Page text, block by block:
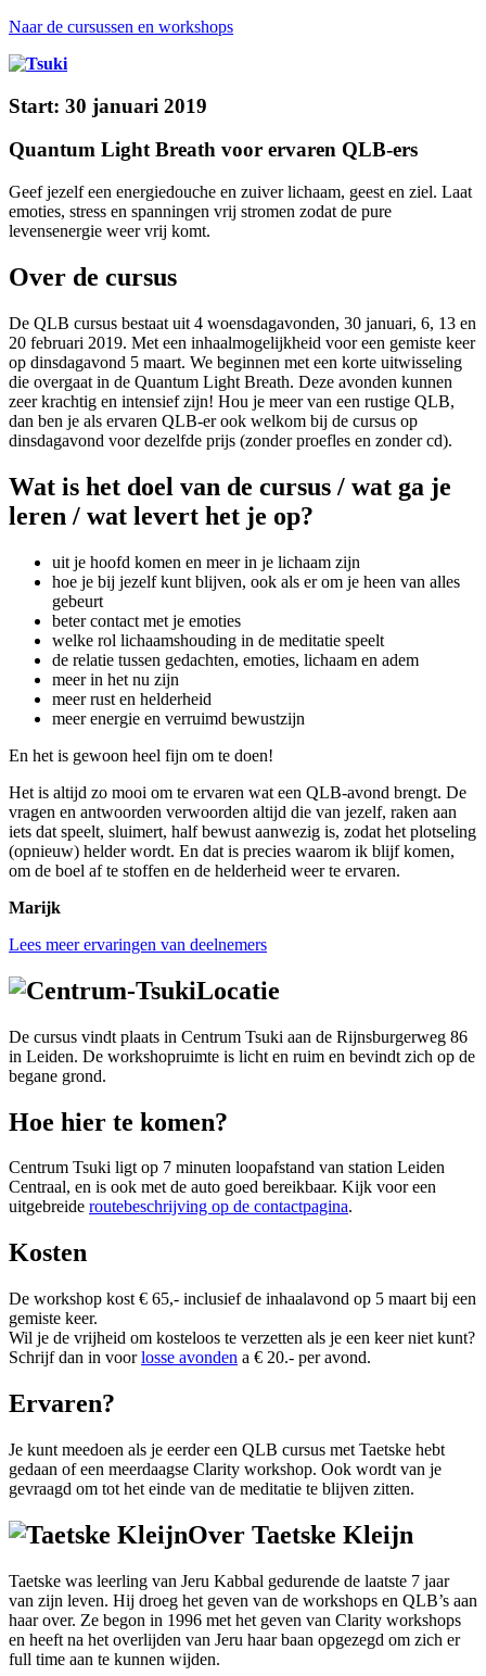
Naar de cursussen en workshops
Start: 30 januari 2019
Quantum Light Breath voor ervaren QLB-ers
Geef jezelf een energiedouche en zuiver lichaam, geest en ziel. Laat
emoties, stress en spanningen vrij stromen zodat de pure
levensenergie weer vrij komt.
Over de cursus
De QLB cursus bestaat uit 4 woensdagavonden, 30 januari, 6, 13 en
20 februari 2019. Met een inhaalmogelijkheid voor een gemiste keer
op dinsdagavond 5 maart. We beginnen met een korte uitwisseling
die overgaat in de Quantum Light Breath. Deze avonden kunnen
zeer krachtig en intensief zijn! Hou je meer van een rustige QLB,
dan ben je als ervaren QLB-er ook welkom bij de cursus op
dinsdagavond voor dezelfde prijs (zonder proefles en zonder cd).
Wat is het doel van de cursus / wat ga je
leren / wat levert het je op?
uit je hoofd komen en meer in je lichaam zijn
hoe je bij jezelf kunt blijven, ook als er om je heen van alles
gebeurt
beter contact met je emoties
welke rol lichaamshouding in de meditatie speelt
de relatie tussen gedachten, emoties, lichaam en adem
meer in het nu zijn
meer rust en helderheid
meer energie en verruimd bewustzijn
En het is gewoon heel fijn om te doen!
Het is altijd zo mooi om te ervaren wat een QLB-avond brengt. De
vragen en antwoorden verwoorden altijd die van jezelf, raken aan
iets dat speelt, sluimert, half bewust aanwezig is, zodat het plotseling
(opnieuw) helder wordt. En dat is precies waarom ik blijf komen,
om de boel af te stoffen en de helderheid weer te ervaren.
Marijk
Lees meer ervaringen van deelnemers
Locatie
De cursus vindt plaats in Centrum Tsuki aan de Rijnsburgerweg 86
in Leiden. De workshopruimte is licht en ruim en bevindt zich op de
begane grond.
Hoe hier te komen?
Centrum Tsuki ligt op 7 minuten loopafstand van station Leiden
Centraal, en is ook met de auto goed bereikbaar. Kijk voor een
uitgebreide routebeschrijving op de contactpagina.
Kosten
De workshop kost € 65,- inclusief de inhaalavond op 5 maart bij een
gemiste keer.
Wil je de vrijheid om kosteloos te verzetten als je een keer niet kunt?
Schrijf dan in voorlosse avonden a € 20.- per avond.
Ervaren?
Je kunt meedoen als je eerder een QLB cursus met Taetske hebt
gedaan of een meerdaagse Clarity workshop. Ook wordt van je
gevraagd om tot het einde van de meditatie te blijven zitten.
Over Taetske Kleijn
Taetske was leerling van Jeru Kabbal gedurende de laatste 7 jaar
van zijn leven. Hij droeg het geven van de workshops en QLB’s aan
haar over. Ze begon in 1996 met het geven van Clarity workshops
en heeft na het overlijden van Jeru haar baan opgezegd om zich er
full time aan te kunnen wijden.